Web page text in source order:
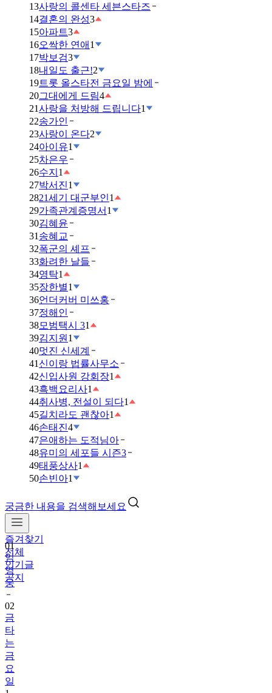
13사랑의 콜센타 세븐스타즈
14결혼의 완성3
15아파트3
16오싹한 연애 1
17박보검3
18내일도 출근!2
19트롯 올스타전 금요일 밤에
20그대에게 드림4
21사랑을 처방해 드립니다1
22송가인
23사랑이 온다2
24아이유1
25차은우
26수지 1
27박서진1
2821세기 대군부인1
29가족관계증명서 1
30김혜윤
31 송혜교
32폭군의 셰프
33화려한 날들
34영탁1
35장한별1
36언더커버 미쓰홍
37정해인
38모범택시 31
39김지원 1
40멋진 신세계
41 신이랑 법률사무소
42신입사원 강회장1
43흑백요리사1
44취사병, 전설이 되다1
45길치라도 괜찮아1
46손태진4
47은애하는 도적님아
48유미의 세포들 시즌3
49태풍상사1
50손빈아1
궁금한 내용을 검색해보세요
즐겨찾기
전체
인기글
공지
01
임
영
웅
02
금
타
는
금
요
일